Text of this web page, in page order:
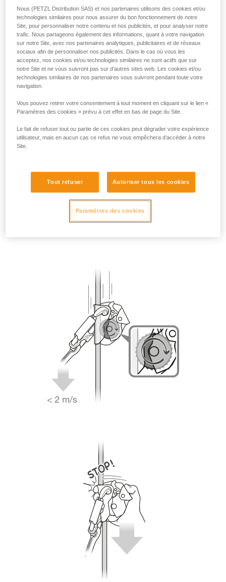
Une fois l’ASAP ou ASAP LOCK placé sur la corde, faites
coulisser votre appareil brusquement vers le bas. Un
mouvement rapide de la main permet d’atteindre facilement
la vitesse de 2 m/s, l’appareil doit bloquer. S’il ne bloque pas,
vérifiez votre installation ou inspectez l’état de l’appareil.
Nous (PETZL Distribution SAS) et nos partenaires utilisons des cookies et/ou
technologies similaires pour nous assurer du bon fonctionnement de notre
Site, pour personnaliser notre contenu et nos publicités, et pour analyser notre
trafic. Nous partageons également des informations, quant à votre navigation
sur notre Site, avec nos partenaires analytiques, publicitaires et de réseaux
sociaux afin de personnaliser nos publicités. Dans le cas où vous les
acceptez, nos cookies et/ou technologies similaires ne sont actifs que sur
notre Site et ne vous suivront pas sur d’autres sites web. Les cookies et/ou
technologies similaires de nos partenaires vous suivront pendant toute votre
navigation.
Vous pouvez retirer votre consentement à tout moment en cliquant sur le lien «
Paramètres des cookies » prévu à cet effet en bas de page du Site.
Le fait de refuser tout ou partie de ces cookies peut dégrader votre expérience
utilisateur, mais en aucun cas ce refus ne vous empêchera d’accéder à notre
Site.
Tout refuser Autoriser tous les cookies
Paramètres des cookies